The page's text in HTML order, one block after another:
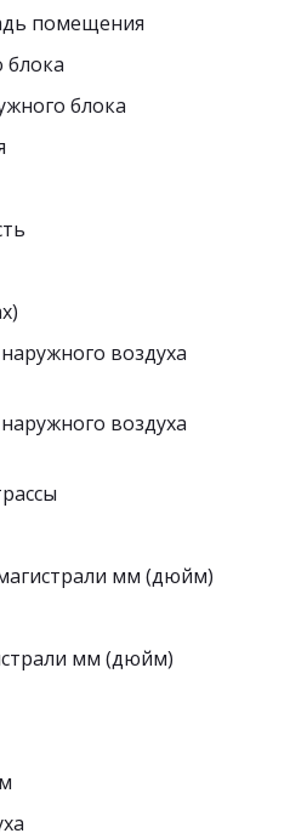
помещения
блока
блока
воздуха
воздуха
мм (дюйм)
мм (дюйм)